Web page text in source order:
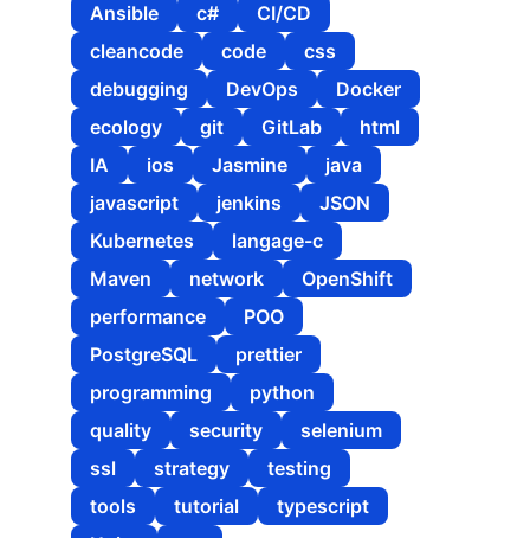
Ansible
c#
CI/CD
cleancode
code
css
debugging
DevOps
Docker
ecology
git GitLab
html
IA
ios Jasmine
java
javascript
jenkins
JSON
Kubernetes
langage-c
Maven
network
OpenShift
performance
POO
PostgreSQL
prettier
programming
python
quality
security
selenium
ssl
strategy
testing
tools
tutorial
typescript